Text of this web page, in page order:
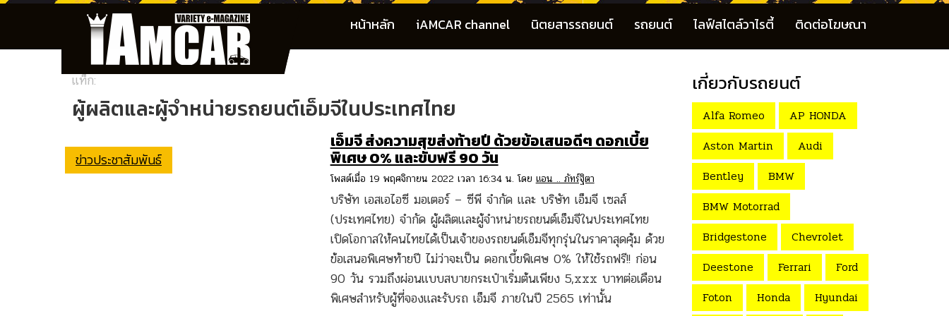
หน้าหลัก iAMCAR channel นิตยสารรถยนต์ รถยนต์ ไลฟ์สไตล์วาไรตี้ ติดต่อโฆษณา
แท็ก:
ผู้ผลิตและผู้จำหน่ายรถยนต์เอ็มจีในประเทศไทย
ข่าวประชาสัมพันธ์
เอ็มจี ส่งความสุขส่งท้ายปี ด้วยข้อเสนอดีๆ ดอกเบี้ย
พิเศษ 0% และขับฟรี 90 วัน
โพสต์เมื่อ 19 พฤศจิกายน 2022 เวลา 16:34 น. โดย แอน .. ภัทร์ฐิตา
บริษัท เอสเอไอซี มอเตอร์ – ซีพี จำกัด และ บริษัท เอ็มจี เซลส์
(ประเทศไทย) จำกัด ผู้ผลิตและผู้จำหน่ายรถยนต์เอ็มจีในประเทศไทย
เปิดโอกาสให้คนไทยได้เป็นเจ้าของรถยนต์เอ็มจีทุกรุ่นในราคาสุดคุ้ม ด้วย
ข้อเสนอพิเศษท้ายปี ไม่ว่าจะเป็น ดอกเบี้ยพิเศษ 0% ให้ใช้รถฟรี!! ก่อน
90 วัน รวมถึงผ่อนแบบสบายกระเป๋าเริ่มต้นเพียง 5,xxx บาทต่อเดือน
พิเศษสำหรับผู้ที่จองและรับรถ เอ็มจี ภายในปี 2565 เท่านั้น
เกี่ยวกับรถยนต์
Alfa Romeo
AP HONDA
Aston Martin
Audi
Bentley
BMW
BMW Motorrad
Bridgestone
Chevrolet
Deestone
Ferrari
Ford
Foton
Honda Hyundai